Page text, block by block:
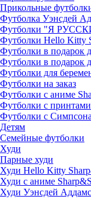
Прикольные
Футболка Уэнсдей
Футболки "Я
Футболки Hello Kitty
Футболки в подарок
Футболки в подарок
Футболки для
Футболки на заказ
Футболки с аниме
Футболки с
Футболки с
Детям
Семейные футболки
Худи
Парные худи
Худи Hello Kitty
Худи с аниме
Худи Уэнсдей